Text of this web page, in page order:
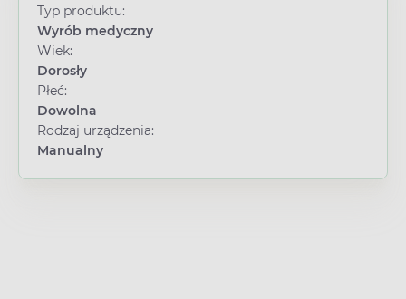
Typ produktu:
Wyrób medyczny
Wiek:
Dorosły
Płeć:
Dowolna
Rodzaj urządzenia:
Manualny